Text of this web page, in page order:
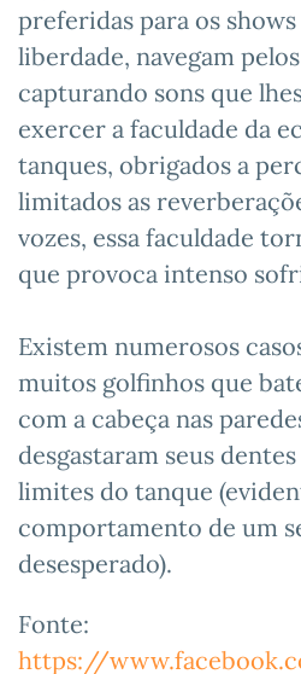
preferidas para os
liberdade, navegam
capturando sons que
exercer a faculdade da
tanques, obrigados a
limitados as
vozes, essa faculdade
que provoca intenso
Existem numerosos
muitos golfinhos que
com a cabeça nas
desgastaram seus
limites do tanque
comportamento de um
desesperado).
Fonte:
https://